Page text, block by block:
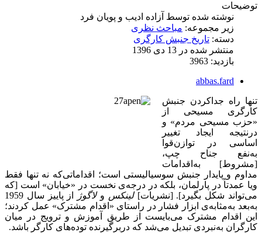
توضیحات
نوشته شده توسط آزاده ادیب و پویان فرد
زیر مجموعه: مباحث نظری
دسته: تاریخ جنبش کارگری
منتشر شده در 13 دی 1396
بازدید: 3963
abbas.fard
تنها راه جداکردن جنبش
کارگری مسیحی از
«حزب مسیحی مردم» و
درنتیجه ایجاد تغییر
اساسی در توازن‌قوا
به‌نفع جناح چپ،
[مشروط] به‌اقدامات
مداوم و پایدار جنبش سوسیالیستی است؛ اقداماتی‌که نه تنها فقط
ویا عمدتاً در پارلمان، بلکه در درجه‌ی نخست در «خیابان» است [که
می‌تواند شکل بگیرد].[نشریات]لینکس ولاگوژ
از پاییز سال 1959
به‌بعد به‌مثابه‌ی ابزار فشار در راستای «اقدام مشترک» عمل کردند؛
این اقدام مشترک می‌بایست از ‌طریق آموزش و ترویج در میان
کارگران به‌نبردی تبدیل می‌شد که دربرگیرنده توده‌های کارگر باشد.